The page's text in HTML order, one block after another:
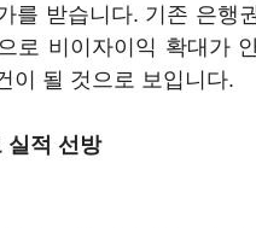
를 받습니다. 기존 은행
로 비이자이익 확대가
이 될 것으로 보입니다.
실적 선방